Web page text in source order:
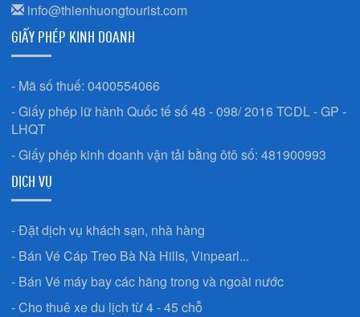
info@thienhuongtourist.com
GIẤY PHÉP KINH DOANH
- Mã số thuế: 0400554066
- Giấy phép lữ hành Quốc tế số 48 - 098/ 2016 TCDL - GP -
LHQT
- Giấy phép kinh doanh vận tải bằng ôtô số: 481900993
DỊCH VỤ
- Đặt dịch vụ khách sạn, nhà hàng
- Bán Vé Cáp Treo Bà Nà Hills, Vinpearl...
- Bán Vé máy bay các hãng trong và ngoài nước
- Cho thuê xe du lịch từ 4 - 45 chỗ